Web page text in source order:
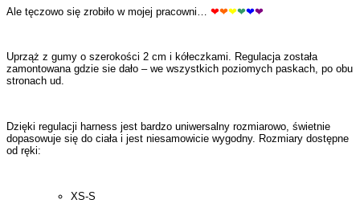
Ale tęczowo się zrobiło w mojej pracowni… ❤❤❤❤❤❤
Uprząż z gumy o szerokości 2 cm i kółeczkami. Regulacja została
zamontowana gdzie sie dało – we wszystkich poziomych paskach, po obu
stronach ud.
Dzięki regulacji harness jest bardzo uniwersalny rozmiarowo, świetnie
dopasowuje się do ciała i jest niesamowicie wygodny. Rozmiary dostępne
od ręki:
XS-S